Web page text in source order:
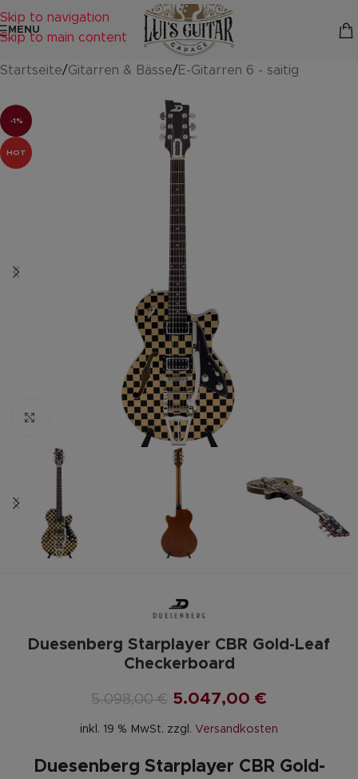
Skip to navigation
Skip to main content
MENU
Startseite/Gitarren & Bässe/E-Gitarren 6 - saitig
-1%
HOT
Zum vergrößern anklicken
Duesenberg Starplayer CBR Gold-Leaf
Checkerboard
5.098,00€ 5.047,00 €
inkl. 19 % MwSt. zzgl. Versandkosten
Duesenberg Starplayer CBR Gold-